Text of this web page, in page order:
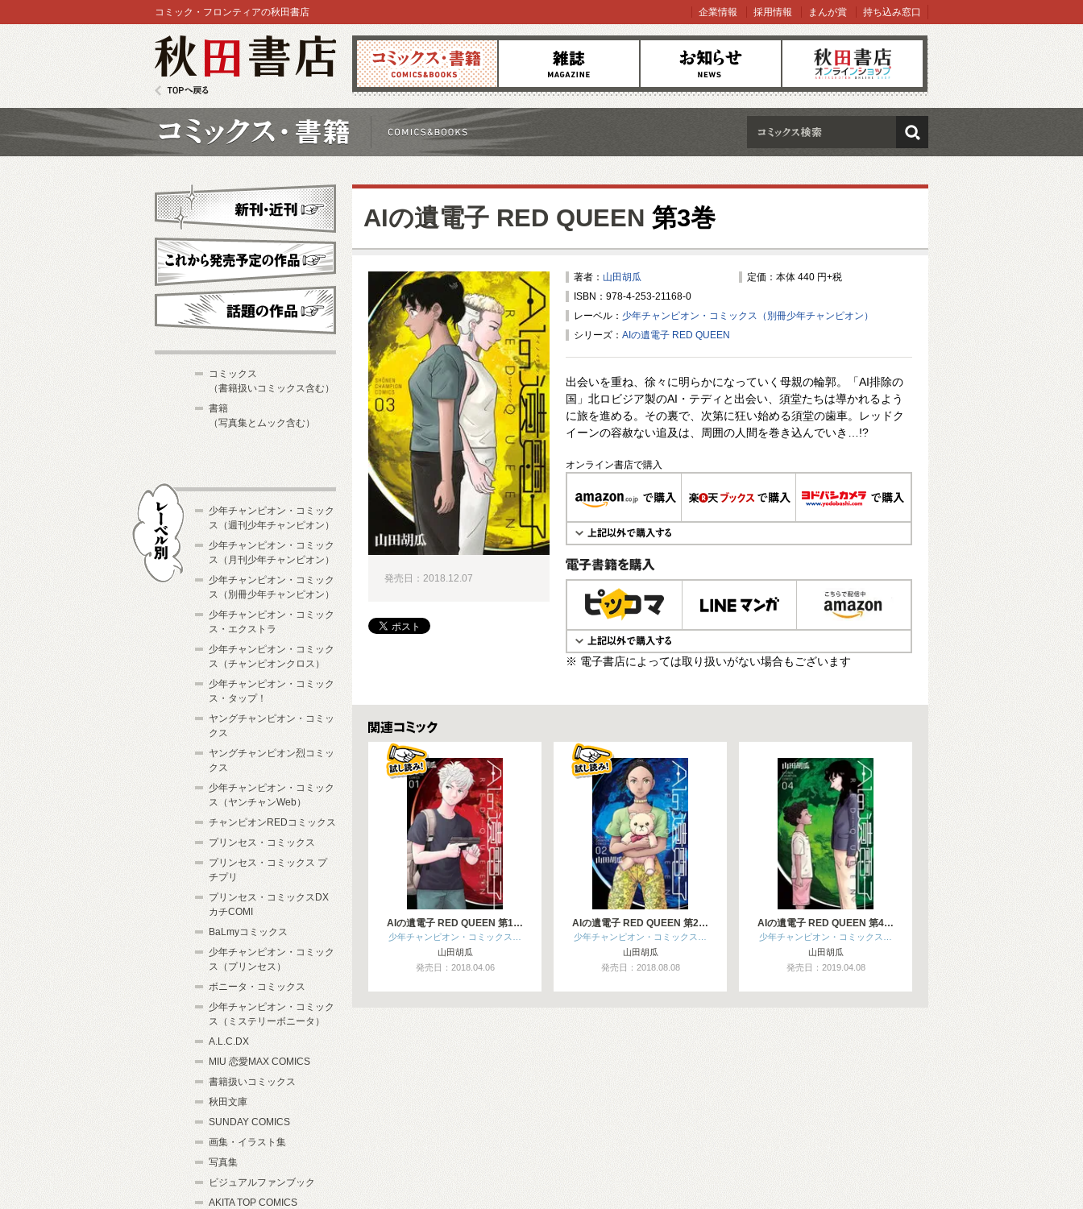
コミックス 雑誌 お知らせ オンラインショップ
コミック・フロンティアの秋田書店 企業情報 採用情報 まんが賞 持ち込み窓口
検索
AIの遺電子 RED QUEEN 第3巻
著者： 山田胡瓜
定価：本体 440 円+税
ISBN：978-4-253-21168-0
レーベル： 少年チャンピオン・コミックス（別冊少年チャンピオン）
シリーズ： AIの遺電子 RED QUEEN
出会いを重ね、徐々に明らかになっていく母親の輪郭。「AI排除の
国」北ロビジア製のAI・テディと出会い、須堂たちは導かれるよう
に旅を進める。その裏で、次第に狂い始める須堂の歯車。レッドク
イーンの容赦ない追及は、周囲の人間を巻き込んでいき…!?
オンライン書店で購入
電子書籍で購入
※ 電子書店によっては取り扱いがない場合もございます
発売日：2018.12.07
関連コミックス
AIの遺電子 RED QUEEN 第1…
少年チャンピオン・コミックス…
山田胡瓜
発売日：2018.04.06
AIの遺電子 RED QUEEN 第2…
少年チャンピオン・コミックス…
山田胡瓜
発売日：2018.08.08
AIの遺電子 RED QUEEN 第4…
少年チャンピオン・コミックス…
山田胡瓜
発売日：2019.04.08
新刊・近刊
これから発売予定
コミックス
（書籍扱いコミックス含む）
書籍
（写真集とムック含む）
少年チャンピオン・コミック
ス（週刊少年チャンピオン）
少年チャンピオン・コミック
ス（月刊少年チャンピオン）
少年チャンピオン・コミック
ス（別冊少年チャンピオン）
少年チャンピオン・コミック
ス・エクストラ
少年チャンピオン・コミック
ス（チャンピオンクロス）
少年チャンピオン・コミック
ス・タップ！
ヤングチャンピオン・コミッ
クス
ヤングチャンピオン烈コミッ
クス
少年チャンピオン・コミック
ス（ヤンチャンWeb）
チャンピオンREDコミックス
プリンセス・コミックス
プリンセス・コミックス プ
チプリ
プリンセス・コミックスDX
カチCOMI
BaLmyコミックス
少年チャンピオン・コミック
ス（プリンセス）
ボニータ・コミックス
少年チャンピオン・コミック
ス（ミステリーボニータ）
A.L.C.DX
MIU 恋愛MAX COMICS
書籍扱いコミックス
秋田文庫
SUNDAY COMICS
画集・イラスト集
写真集
ビジュアルファンブック
AKITA TOP COMICS